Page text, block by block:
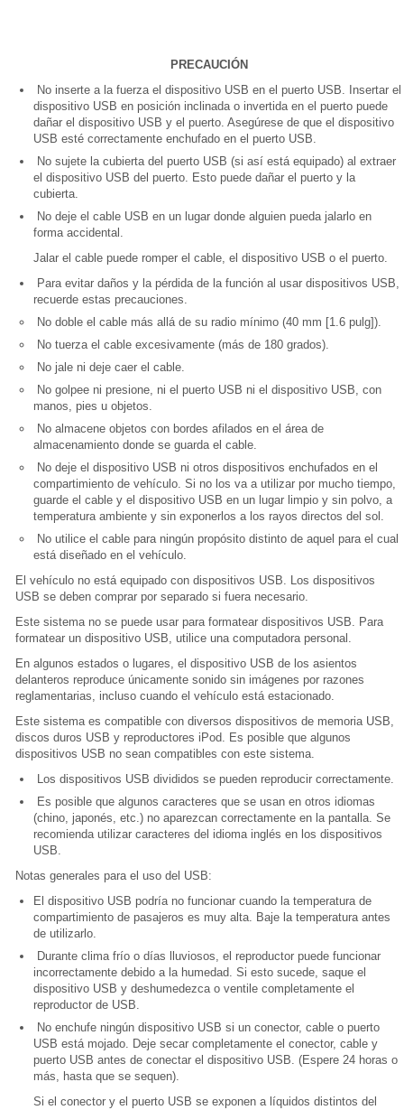
PRECAUCIÓN
No inserte a la fuerza el dispositivo USB en el puerto USB. Insertar el
dispositivo USB en posición inclinada o invertida en el puerto puede
dañar el dispositivo USB y el puerto. Asegúrese de que el dispositivo
USB esté correctamente enchufado en el puerto USB.
No sujete la cubierta del puerto USB (si así está equipado) al extraer
el dispositivo USB del puerto. Esto puede dañar el puerto y la
cubierta.
No deje el cable USB en un lugar donde alguien pueda jalarlo en
forma accidental.
Jalar el cable puede romper el cable, el dispositivo USB o el puerto.
Para evitar daños y la pérdida de la función al usar dispositivos USB,
recuerde estas precauciones.
No doble el cable más allá de su radio mínimo (40 mm [1.6 pulg]).
No tuerza el cable excesivamente (más de 180 grados).
No jale ni deje caer el cable.
No golpee ni presione, ni el puerto USB ni el dispositivo USB, con
manos, pies u objetos.
No almacene objetos con bordes afilados en el área de
almacenamiento donde se guarda el cable.
No deje el dispositivo USB ni otros dispositivos enchufados en el
compartimiento de vehículo. Si no los va a utilizar por mucho tiempo,
guarde el cable y el dispositivo USB en un lugar limpio y sin polvo, a
temperatura ambiente y sin exponerlos a los rayos directos del sol.
No utilice el cable para ningún propósito distinto de aquel para el cual
está diseñado en el vehículo.
El vehículo no está equipado con dispositivos USB. Los dispositivos
USB se deben comprar por separado si fuera necesario.
Este sistema no se puede usar para formatear dispositivos USB. Para
formatear un dispositivo USB, utilice una computadora personal.
En algunos estados o lugares, el dispositivo USB de los asientos
delanteros reproduce únicamente sonido sin imágenes por razones
reglamentarias, incluso cuando el vehículo está estacionado.
Este sistema es compatible con diversos dispositivos de memoria USB,
discos duros USB y reproductores iPod. Es posible que algunos
dispositivos USB no sean compatibles con este sistema.
Los dispositivos USB divididos se pueden reproducir correctamente.
Es posible que algunos caracteres que se usan en otros idiomas
(chino, japonés, etc.) no aparezcan correctamente en la pantalla. Se
recomienda utilizar caracteres del idioma inglés en los dispositivos
USB.
Notas generales para el uso del USB:
El dispositivo USB podría no funcionar cuando la temperatura de
compartimiento de pasajeros es muy alta. Baje la temperatura antes
de utilizarlo.
Durante clima frío o días lluviosos, el reproductor puede funcionar
incorrectamente debido a la humedad. Si esto sucede, saque el
dispositivo USB y deshumedezca o ventile completamente el
reproductor de USB.
No enchufe ningún dispositivo USB si un conector, cable o puerto
USB está mojado. Deje secar completamente el conector, cable y
puerto USB antes de conectar el dispositivo USB. (Espere 24 horas o
más, hasta que se sequen).
Si el conector y el puerto USB se exponen a líquidos distintos del